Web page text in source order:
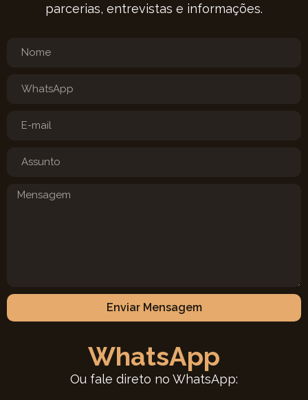
parcerias, entrevistas e informações.
Enviar Mensagem
WhatsApp
Ou fale direto no WhatsApp: